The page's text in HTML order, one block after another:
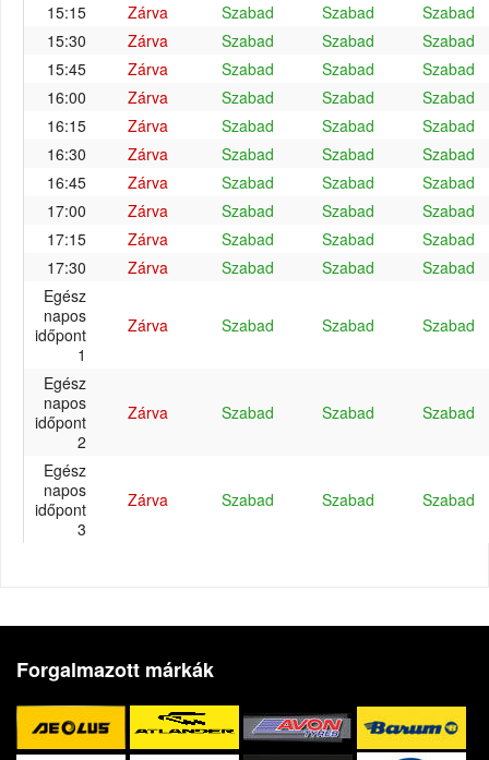
15:15
Zárva Szabad Szabad
Szabad
15:30
Zárva Szabad Szabad
Szabad
15:45
Zárva Szabad Szabad
Szabad
16:00
Zárva Szabad Szabad
Szabad
16:15
Zárva Szabad Szabad
Szabad
16:30
Zárva Szabad Szabad
Szabad
16:45
Zárva Szabad Szabad
Szabad
17:00
Zárva Szabad Szabad
Szabad
17:15
Zárva Szabad Szabad
Szabad
17:30
Zárva Szabad Szabad
Szabad
Egész
napos
időpont
1
Zárva Szabad Szabad Szabad
Egész
napos
időpont
2
Zárva Szabad Szabad Szabad
Egész
napos
időpont
3
Zárva Szabad Szabad Szabad
Forgalmazott márkák